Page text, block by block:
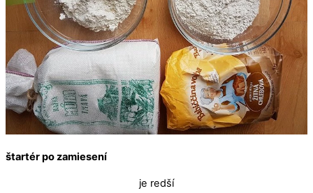
štartér po zamiesení
je redší